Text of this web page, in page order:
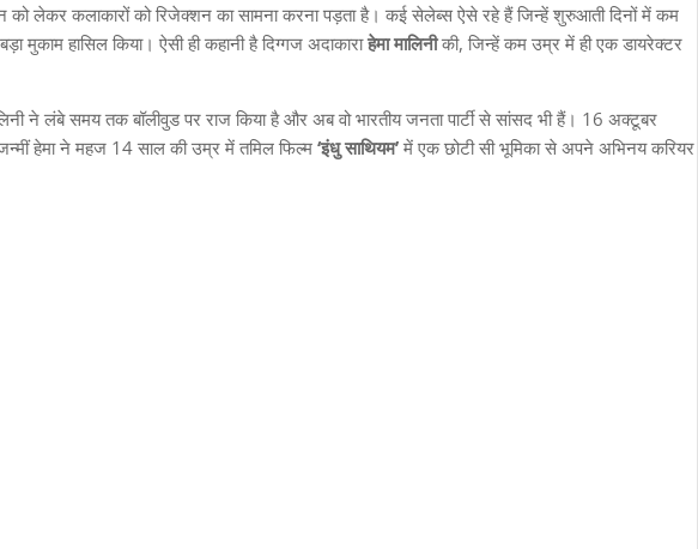
को लेकर कलाकारों को रिजेक्शन का सामना करना पड़ता है। कई सेलेब्स ऐसे रहे हैं जिन्हें शुरुआती दिनों में कम
मुकाम हासिल किया। ऐसी ही कहानी है दिग्गज अदाकाराहेमा मालिनीकी,जिन्हें कम उम्र में ही एक डायरेक्टर
ने लंबे समय तक बॉलीवुड पर राज किया है और अब वो भारतीय जनता पार्टी से सांसद भी हैं। 16अक्टूबर
हेमा ने महज 14साल की उम्र में तमिल फिल्म ‘इंधु साथियम’ में एक छोटी सी भूमिका से अपने अभिनय करियर